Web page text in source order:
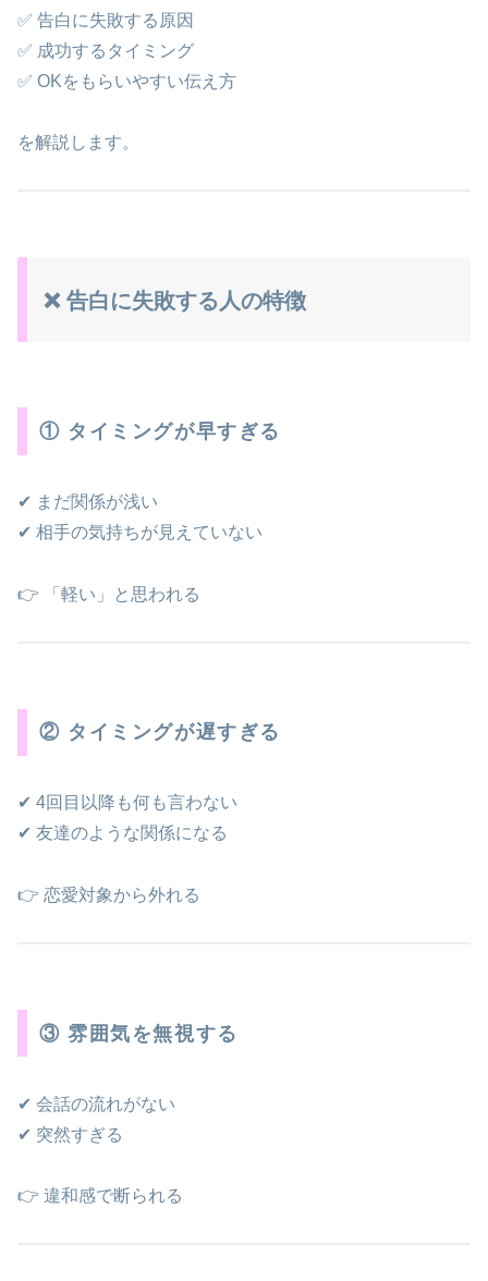
✅ 告白に失敗する原因
✅ 成功するタイミング
✅ OKをもらいやすい伝え方
を解説します。
❌ 告白に失敗する人の特徴
① タイミングが早すぎる
✔ まだ関係が浅い
✔ 相手の気持ちが見えていない
👉 「軽い」と思われる
② タイミングが遅すぎる
✔ 4回目以降も何も言わない
✔ 友達のような関係になる
👉 恋愛対象から外れる
③ 雰囲気を無視する
✔ 会話の流れがない
✔ 突然すぎる
👉 違和感で断られる